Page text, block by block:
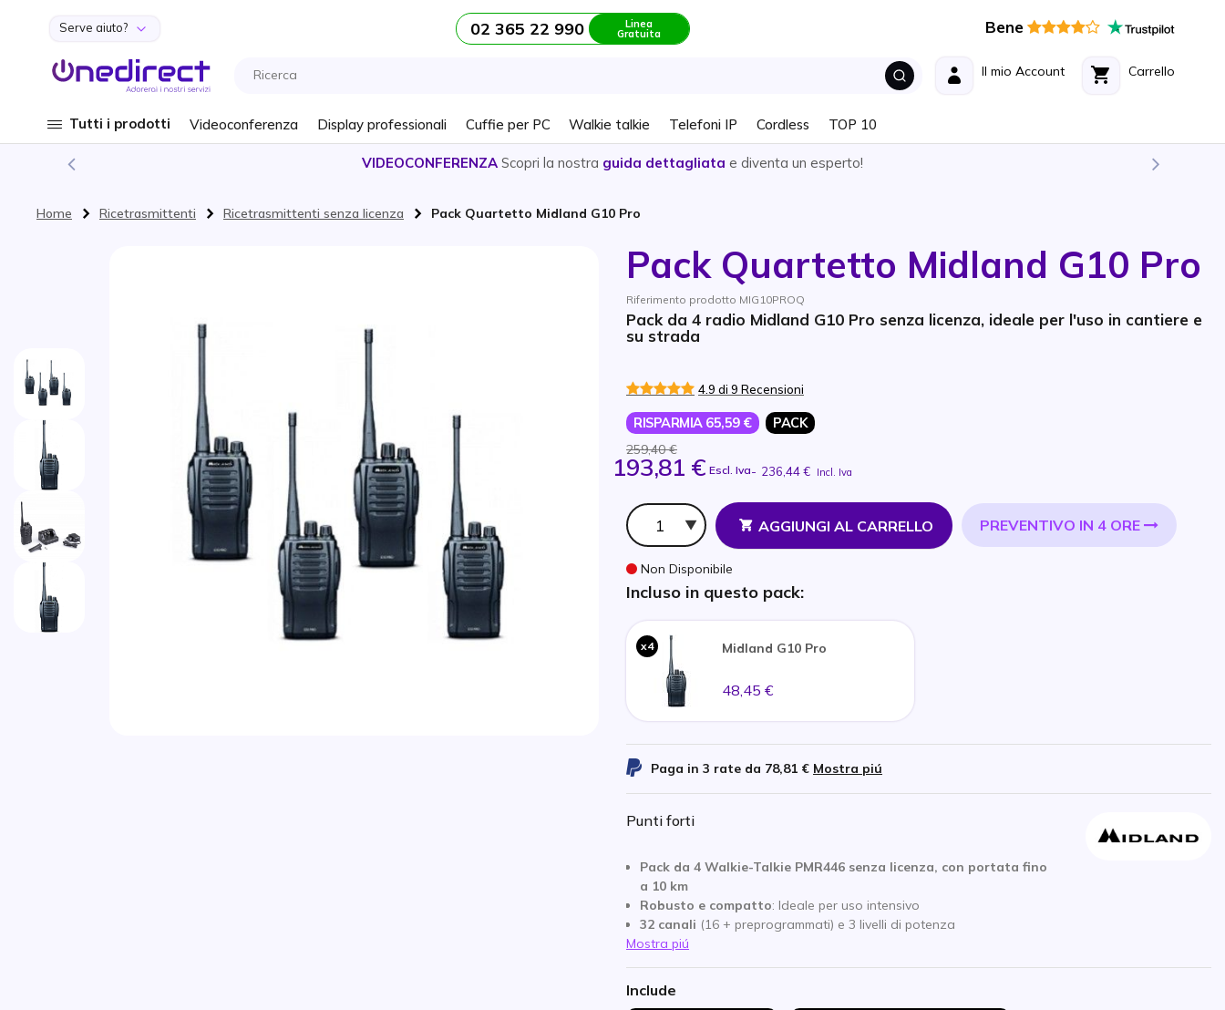
Salta al contenuto
Serve aiuto? 02 365 22 990 Linea
Gratuita Bene
Carrello
Il mio Account
Tutti i prodotti Videoconferenza Display professionali Cuffie per PC Walkie talkie Telefoni IP Cordless TOP 10
VIDEOCONFERENZA Scopri la nostra guida dettagliata e diventa un esperto!
Home Ricetrasmittenti Ricetrasmittenti senza licenza Pack Quartetto Midland G10 Pro
Pack Quartetto Midland G10 Pro
Riferimento prodotto MIG10PROQ
Pack da 4 radio Midland G10 Pro senza licenza, ideale per l'uso in cantiere e
su strada
4.9 di 9 Recensioni
RISPARMIA 65,59 € PACK
259,40 €
193,81 € Escl. Iva- 236,44 € Incl. Iva
Qtà
AGGIUNGI AL CARRELLO PREVENTIVO IN 4 ORE
Non Disponibile
Incluso in questo pack:
x4 Midland G10 Pro
48,45 €
Paga in 3 rate da 78,81 € Mostra piú
Punti forti
Pack da 4 Walkie-Talkie PMR446 senza licenza, con portata fino
a 10 km
Robusto e compatto: Ideale per uso intensivo
32 canali (16 + preprogrammati) e 3 livelli di potenza
Batteria a lunga durata
Funzioni di
Mostra piú
Include